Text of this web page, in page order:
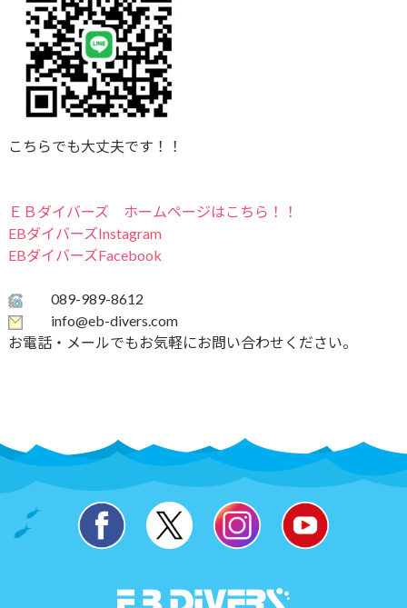
こちらでも大丈夫です！！
ＥＢダイバーズ ホームページはこちら！！
EBダイバーズInstagram
EBダイバーズFacebook
089-989-8612
info@eb-divers.com
お電話・メールでもお気軽にお問い合わせください。